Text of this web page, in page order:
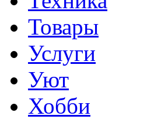
Товары
Услуги
Уют
Хобби